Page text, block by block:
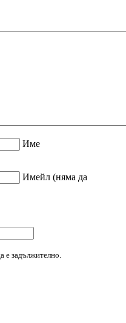
Име
Имейл (няма да
е задължително.